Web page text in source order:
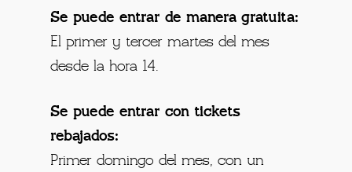
Se puede entrar de manera gratuita:
El primer y tercer martes del mes
desde la hora 14.
Se puede entrar con tickets
rebajados:
Primer domingo del mes, con un